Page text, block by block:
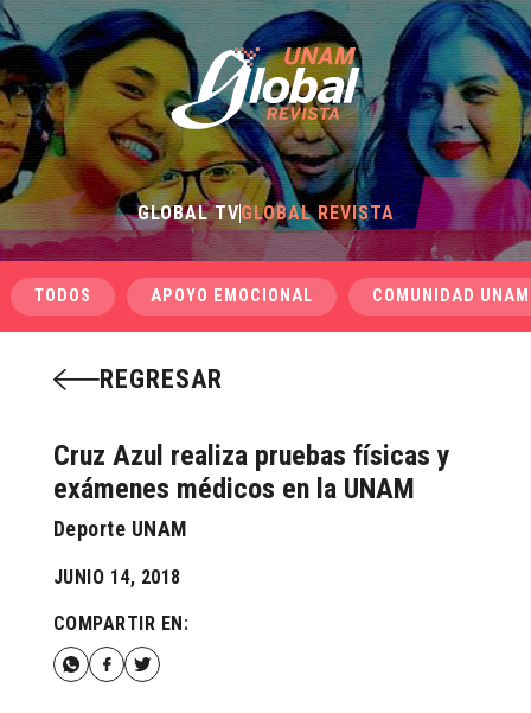
GLOBAL TVGLOBAL REVISTA
TODOS APOYO EMOCIONAL COMUNIDAD UNAM
REGRESAR
Cruz Azul realiza pruebas físicas y
exámenes médicos en la UNAM
Deporte UNAM
JUNIO 14, 2018
COMPARTIR EN: